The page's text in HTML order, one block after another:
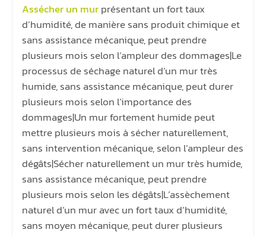
Assécher un murprésentant un fort taux
d’humidité, de manière sans produit chimique et
sans assistance mécanique, peut prendre
plusieurs mois selon l’ampleur des dommages|Le
processus de séchage naturel d’un mur très
humide, sans assistance mécanique, peut durer
plusieurs mois selon l’importance des
dommages|Un mur fortement humide peut
mettre plusieurs mois à sécher naturellement,
sans intervention mécanique, selon l’ampleur des
dégâts|Sécher naturellement un mur très humide,
sans assistance mécanique, peut prendre
plusieurs mois selon les dégâts|L’assèchement
naturel d’un mur avec un fort taux d’humidité,
sans moyen mécanique, peut durer plusieurs